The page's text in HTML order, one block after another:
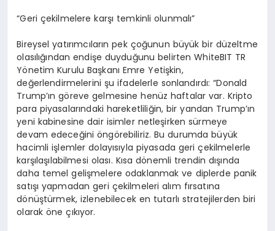
“Geri çekilmelere karşı temkinli olunmalı”
Bireysel yatırımcıların pek çoğunun büyük bir düzeltme
olasılığından endişe duyduğunu belirten WhiteBIT TR
Yönetim Kurulu Başkanı Emre Yetişkin,
değerlendirmelerini şu ifadelerle sonlandırdı: “Donald
Trump’ın göreve gelmesine henüz haftalar var. Kripto
para piyasalarındaki hareketliliğin, bir yandan Trump’ın
yeni kabinesine dair isimler netleşirken sürmeye
devam edeceğini öngörebiliriz. Bu durumda büyük
hacimli işlemler dolayısıyla piyasada geri çekilmelerle
karşılaşılabilmesi olası. Kısa dönemli trendin dışında
daha temel gelişmelere odaklanmak ve diplerde panik
satışı yapmadan geri çekilmeleri alım fırsatına
dönüştürmek, izlenebilecek en tutarlı stratejilerden biri
olarak öne çıkıyor.